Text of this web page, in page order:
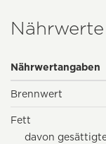
Nährwerte
Nährwertangaben
Brennwert
Fett
davon